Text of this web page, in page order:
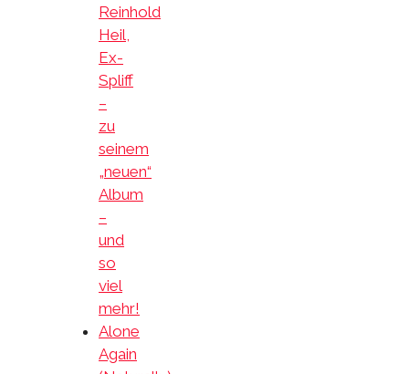
Reinhold
Heil,
Ex-
Spliff
–
zu
seinem
„neuen“
Album
–
und
so
viel
mehr!
Alone
Again